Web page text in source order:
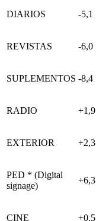
DIARIOS -5,1
REVISTAS -6,0
SUPLEMENTOS -8,4
RADIO +1,9
EXTERIOR +2,3
PED * (Digital
signage)
+6,3
CINE +0,5